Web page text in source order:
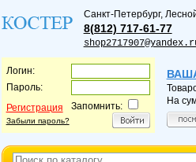
Санкт-Петербург,
8(812) 717-61-77
Логин:
Пароль:
Регистрация
Забыли пароль?
Запомнить:
На